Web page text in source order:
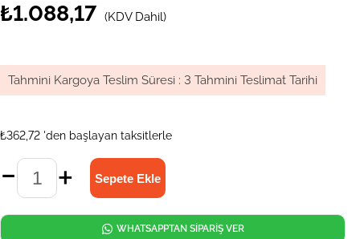
₺1.088,17 (KDV Dahil)
Tahmini Kargoya Teslim Süresi : 3 Tahmini Teslimat Tarihi
₺362,72 'den başlayan taksitlerle
WHATSAPPTAN SİPARİŞ VER